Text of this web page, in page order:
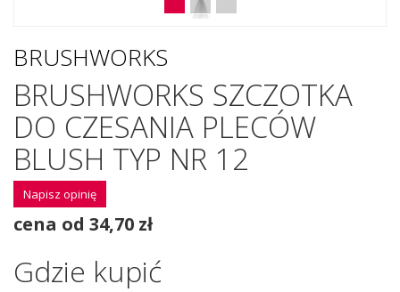
BRUSHWORKS
BRUSHWORKS SZCZOTKA
DO CZESANIA PLECÓW
BLUSH TYP NR 12
Napisz opinię
cena od 34,70 zł
Gdzie kupić